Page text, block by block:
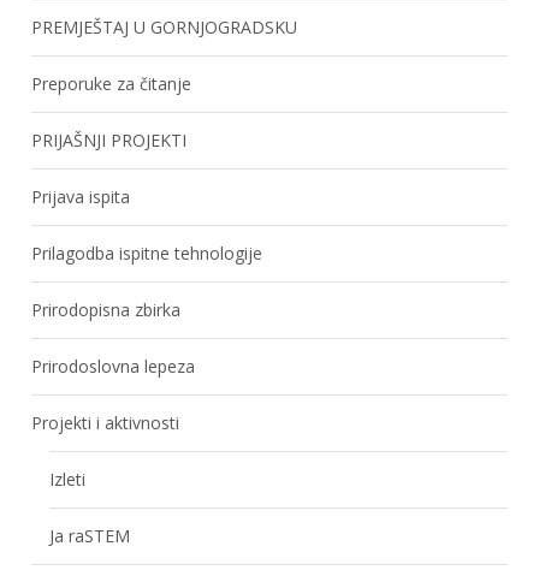
PREMJEŠTAJ U GORNJOGRADSKU
Preporuke za čitanje
PRIJAŠNJI PROJEKTI
Prijava ispita
Prilagodba ispitne tehnologije
Prirodopisna zbirka
Prirodoslovna lepeza
Projekti i aktivnosti
Izleti
Ja raSTEM